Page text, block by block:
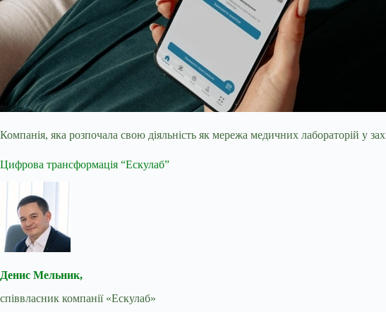
Компанія, яка розпочала свою діяльність як мережа медичних лабораторій у
Цифрова трансформація “Ескулаб”
Денис Мельник,
співвласник компанії «Ескулаб»